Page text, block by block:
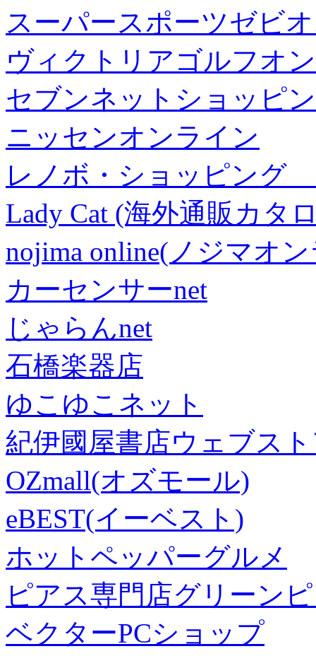
スーパースポーツゼビ
ヴィクトリアゴルフオ
セブンネットショッピ
ニッセンオンライン
レノボ・ショッピング
Lady Cat (海外通販カタ
nojima online(ノジマオ
カーセンサーnet
じゃらんnet
石橋楽器店
ゆこゆこネット
紀伊國屋書店ウェブス
OZmall(オズモール)
eBEST(イーベスト)
ホットペッパーグルメ
ピアス専門店グリーン
ベクターPCショップ